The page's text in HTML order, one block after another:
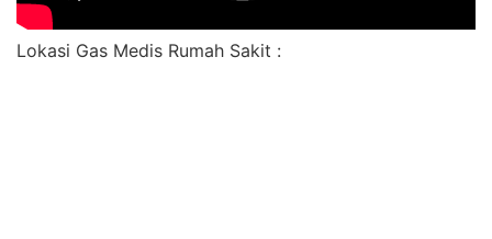
Lokasi Gas Medis Rumah Sakit :